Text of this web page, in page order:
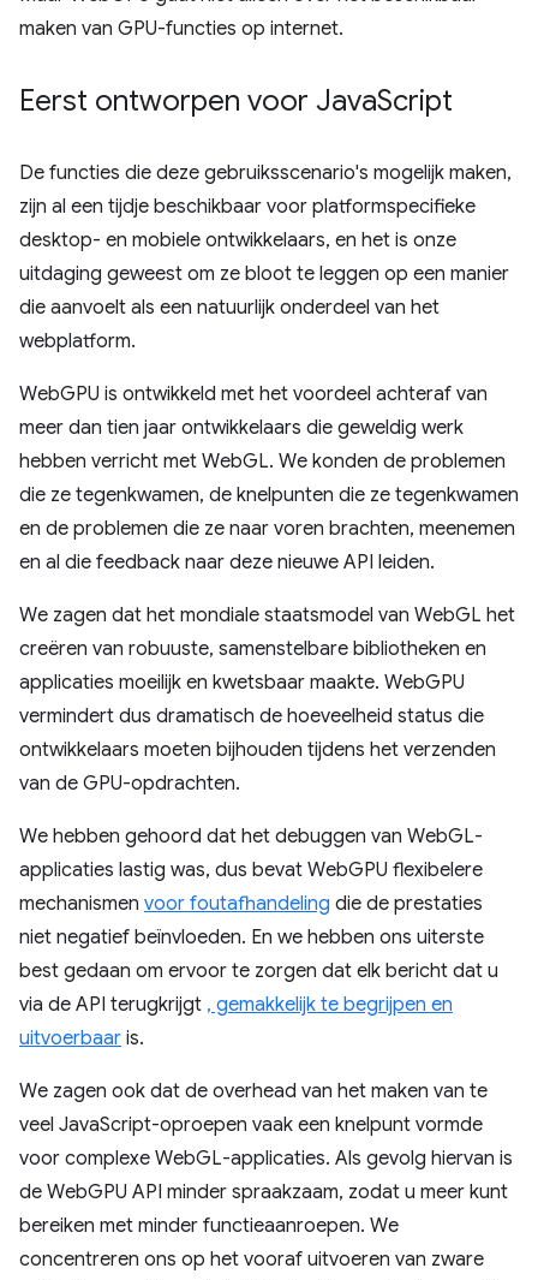
maken van GPU-functies op internet.
Eerst ontworpen voor JavaScript
De functies die deze gebruiksscenario's mogelijk maken,
zijn al een tijdje beschikbaar voor platformspecifieke
desktop- en mobiele ontwikkelaars, en het is onze
uitdaging geweest om ze bloot te leggen op een manier
die aanvoelt als een natuurlijk onderdeel van het
webplatform.
WebGPU is ontwikkeld met het voordeel achteraf van
meer dan tien jaar ontwikkelaars die geweldig werk
hebben verricht met WebGL. We konden de problemen
die ze tegenkwamen, de knelpunten die ze tegenkwamen
en de problemen die ze naar voren brachten, meenemen
en al die feedback naar deze nieuwe API leiden.
We zagen dat het mondiale staatsmodel van WebGL het
creëren van robuuste, samenstelbare bibliotheken en
applicaties moeilijk en kwetsbaar maakte. WebGPU
vermindert dus dramatisch de hoeveelheid status die
ontwikkelaars moeten bijhouden tijdens het verzenden
van de GPU-opdrachten.
We hebben gehoord dat het debuggen van WebGL-
applicaties lastig was, dus bevat WebGPU flexibelere
mechanismen voor foutafhandeling die de prestaties
niet negatief beïnvloeden. En we hebben ons uiterste
best gedaan om ervoor te zorgen dat elk bericht dat u
via de API terugkrijgt , gemakkelijk te begrijpen en
uitvoerbaar is.
We zagen ook dat de overhead van het maken van te
veel JavaScript-oproepen vaak een knelpunt vormde
voor complexe WebGL-applicaties. Als gevolg hiervan is
de WebGPU API minder spraakzaam, zodat u meer kunt
bereiken met minder functieaanroepen. We
concentreren ons op het vooraf uitvoeren van zware